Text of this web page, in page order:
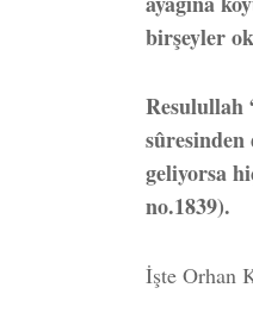
birşeyler
Resulullah
geliyorsa
no.1839).
İşte Orhan